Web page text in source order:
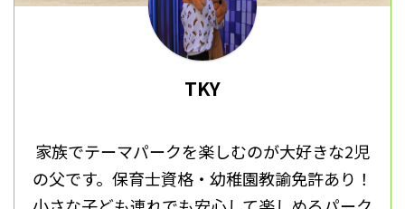
TKY
家族でテーマパークを楽しむのが大好きな2児
の父です。保育士資格・幼稚園教諭免許あり！